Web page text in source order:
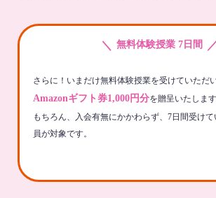
＼ 無料体験授業 7日間 ／
さらに！いまだけ無料体験授業を受けていただ
Amazonギフト券1,000円分を贈呈いたします
もちろん、入会有無にかかわらず、7日間受け
員が対象です。